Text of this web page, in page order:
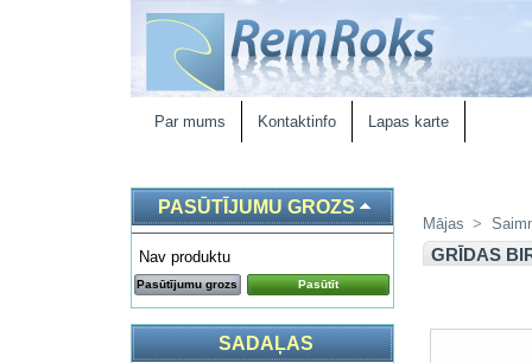
Par mums Kontaktinfo Lapas karte
PASŪTĪJUMU GROZS
Nav produktu
Pasūtījumu grozs Pasūtīt
SADAĻAS
Mājas >
GRĪDAS